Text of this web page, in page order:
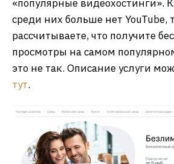
«популярные видеохостинги».
среди них больше нет YouTube,
рассчитываете, что получите
просмотры на самом
это не так. Описание услуги
тут.